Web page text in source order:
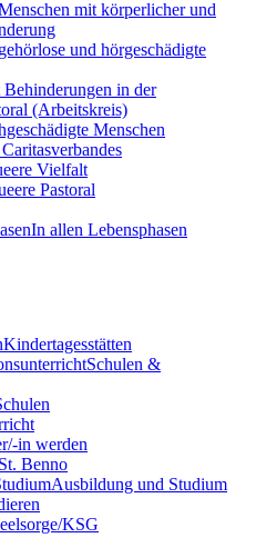
mit körperlicher und
und hörgeschädigte
in der
(Arbeitskreis)
Menschen
Vielfalt
Pastoral
In allen Lebensphasen
Kindertagesstätten
Schulen &
in werden
Benno
Ausbildung und Studium
KSG